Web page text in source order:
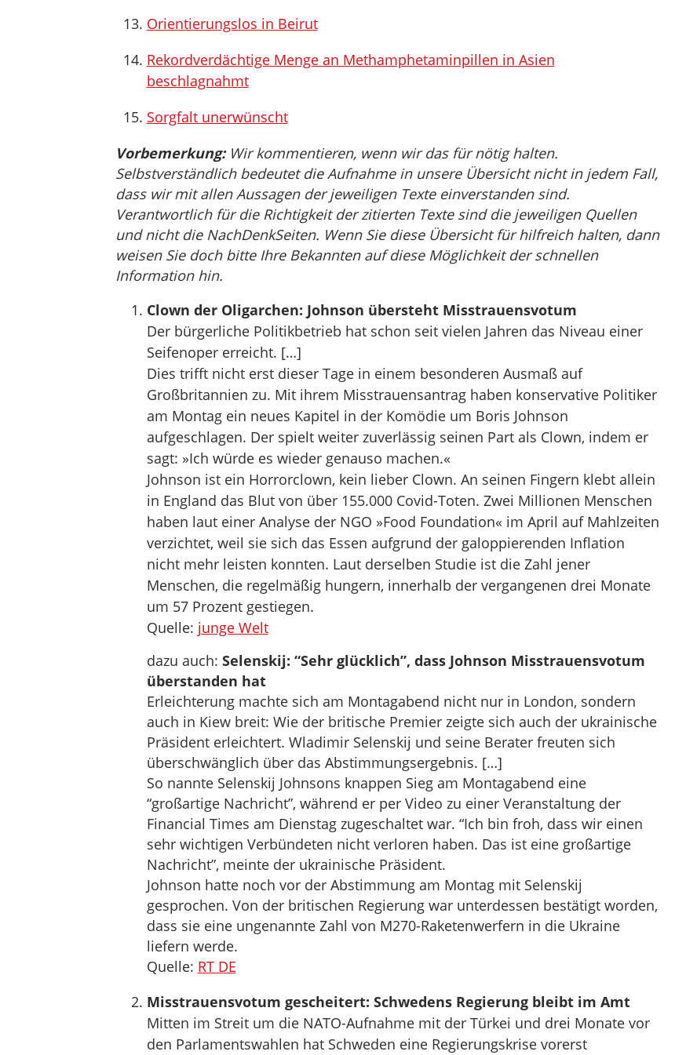
Orientierungslos in Beirut
Rekordverdächtige Menge an Methamphetaminpillen in Asien
beschlagnahmt
Sorgfalt unerwünscht
Vorbemerkung:Wir kommentieren, wenn wir das für nötig halten.
Selbstverständlich bedeutet die Aufnahme in unsere Übersicht nicht in jedem Fall,
dass wir mit allen Aussagen der jeweiligen Texte einverstanden sind.
Verantwortlich für die Richtigkeit der zitierten Texte sind die jeweiligen Quellen
und nicht die NachDenkSeiten. Wenn Sie diese Übersicht für hilfreich halten, dann
weisen Sie doch bitte Ihre Bekannten auf diese Möglichkeit der schnellen
Information hin.
Clown der Oligarchen: Johnson übersteht Misstrauensvotum
Der bürgerliche Politikbetrieb hat schon seit vielen Jahren das Niveau einer
Seifenoper erreicht. […]
Dies trifft nicht erst dieser Tage in einem besonderen Ausmaß auf
Großbritannien zu. Mit ihrem Misstrauensantrag haben konservative Politiker
am Montag ein neues Kapitel in der Komödie um Boris Johnson
aufgeschlagen. Der spielt weiter zuverlässig seinen Part als Clown, indem er
sagt: »Ich würde es wieder genauso machen.«
Johnson ist ein Horrorclown, kein lieber Clown. An seinen Fingern klebt allein
in England das Blut von über 155.000 Covid-Toten. Zwei Millionen Menschen
haben laut einer Analyse der NGO »Food Foundation« im April auf Mahlzeiten
verzichtet, weil sie sich das Essen aufgrund der galoppierenden Inflation
nicht mehr leisten konnten. Laut derselben Studie ist die Zahl jener
Menschen, die regelmäßig hungern, innerhalb der vergangenen drei Monate
um 57 Prozent gestiegen.
Quelle: junge Welt
dazu auch: Selenskij: “Sehr glücklich”, dass Johnson Misstrauensvotum
überstanden hat
Erleichterung machte sich am Montagabend nicht nur in London, sondern
auch in Kiew breit: Wie der britische Premier zeigte sich auch der ukrainische
Präsident erleichtert. Wladimir Selenskij und seine Berater freuten sich
überschwänglich über das Abstimmungsergebnis. […]
So nannte Selenskij Johnsons knappen Sieg am Montagabend eine
“großartige Nachricht”, während er per Video zu einer Veranstaltung der
Financial Times am Dienstag zugeschaltet war. “Ich bin froh, dass wir einen
sehr wichtigen Verbündeten nicht verloren haben. Das ist eine großartige
Nachricht”, meinte der ukrainische Präsident.
Johnson hatte noch vor der Abstimmung am Montag mit Selenskij
gesprochen. Von der britischen Regierung war unterdessen bestätigt worden,
dass sie eine ungenannte Zahl von M270-Raketenwerfern in die Ukraine
liefern werde.
Quelle: RT DE
Misstrauensvotum gescheitert: Schwedens Regierung bleibt im Amt
Mitten im Streit um die NATO-Aufnahme mit der Türkei und drei Monate vor
den Parlamentswahlen hat Schweden eine Regierungskrise vorerst